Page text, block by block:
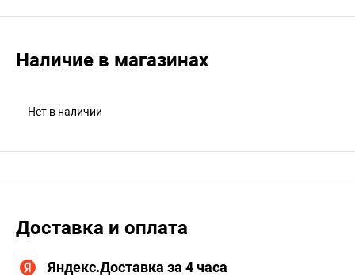
Наличие в магазинах
Нет в наличии
Доставка и оплата
Яндекс.Доставка за 4 часа